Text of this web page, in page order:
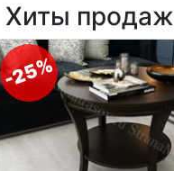
Хиты продаж
-25%